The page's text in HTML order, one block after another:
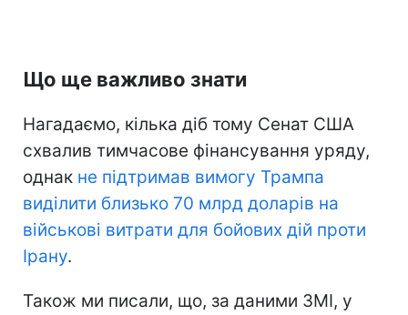
Що ще важливо знати
Нагадаємо, кілька діб тому Сенат США
схвалив тимчасове фінансування уряду,
однак не підтримав вимогу Трампа
виділити близько 70 млрд доларів на
військові витрати для бойових дій проти
Ірану.
Також ми писали, що, за даними ЗМІ, у